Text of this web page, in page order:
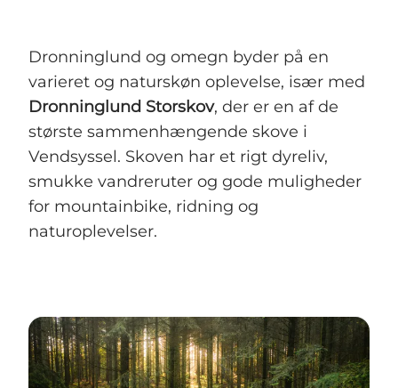
Dronninglund og omegn byder på en
varieret og naturskøn oplevelse, især med
Dronninglund Storskov, der er en af de
største sammenhængende skove i
Vendsyssel. Skoven har et rigt dyreliv,
smukke vandreruter og gode muligheder
for mountainbike, ridning og
naturoplevelser.